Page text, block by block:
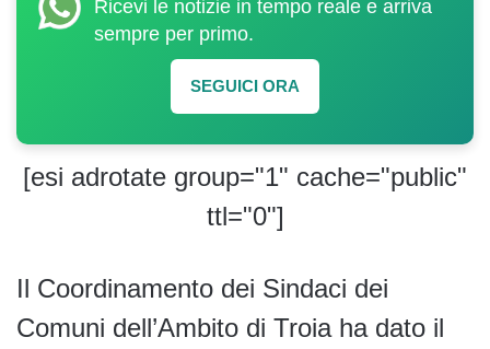
Ricevi le notizie in tempo reale e arriva
sempre per primo.
SEGUICI ORA
[esi adrotate group="1" cache="public"
ttl="0"]
Il Coordinamento dei Sindaci dei
Comuni dell’Ambito di Troia ha dato il